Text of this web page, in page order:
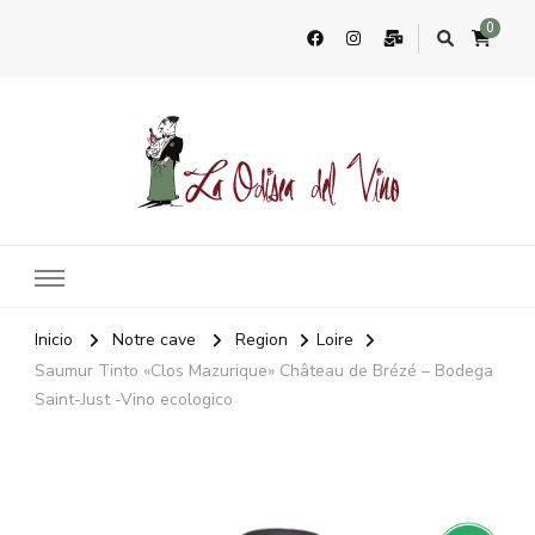
0
Inicio Notre cave Region
Loire
Saumur Tinto «Clos Mazurique» Château de Brézé – Bodega
Saint-Just -Vino ecologico